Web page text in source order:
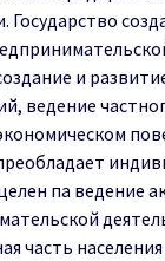
Государство
и
ведение
па ведение
часть